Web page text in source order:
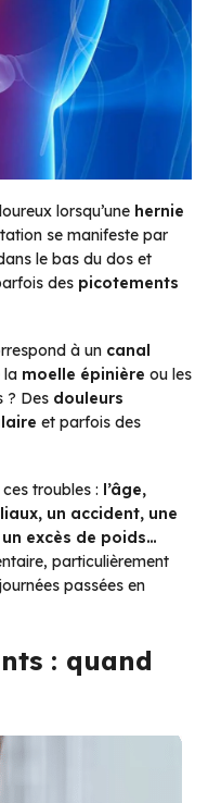
lorsqu’une hernie
se manifeste par
le bas du dos et
des picotements
à un canal
la moelle épinière ou les
? Des douleurs
et parfois des
troubles : l’âge,
un accident, une
excès de poids…
particulièrement
passées en
: quand